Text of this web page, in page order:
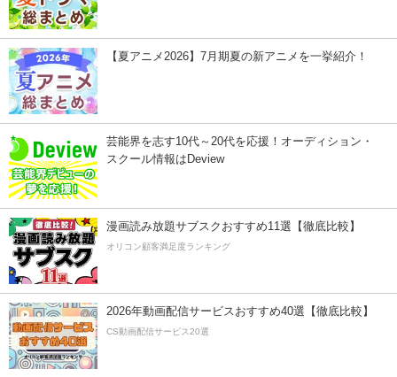
【夏アニメ2026】7月期夏の新アニメを一挙紹介！
芸能界を志す10代～20代を応援！オーディション・
スクール情報はDeview
漫画読み放題サブスクおすすめ11選【徹底比較】
オリコン顧客満足度ランキング
2026年動画配信サービスおすすめ40選【徹底比較】
CS動画配信サービス20選